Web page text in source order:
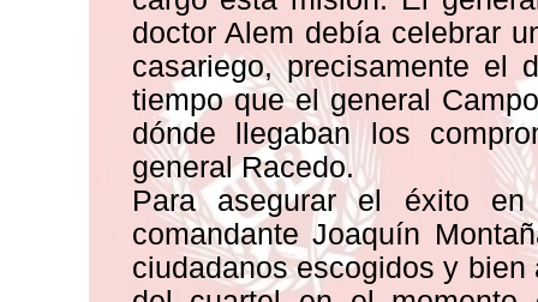
doctor Alem debía celebrar
casariego, precisamente el
tiempo que el general
dónde llegaban los
general Racedo.
Para asegurar el éxito
comandante Joaquín
ciudadanos escogidos y